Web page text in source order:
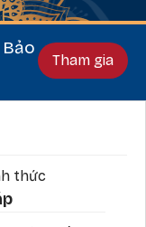
Tham gia
thức